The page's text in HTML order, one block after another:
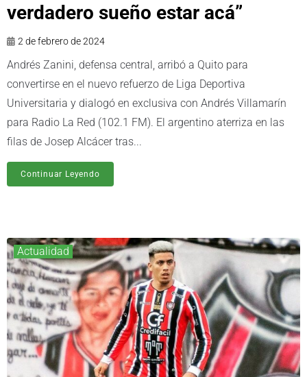
verdadero sueño estar acá”
2 de febrero de 2024
Andrés Zanini, defensa central, arribó a Quito para
convertirse en el nuevo refuerzo de Liga Deportiva
Universitaria y dialogó en exclusiva con Andrés Villamarín
para Radio La Red (102.1 FM). El argentino aterriza en las
filas de Josep Alcácer tras...
Continuar Leyendo
Actualidad